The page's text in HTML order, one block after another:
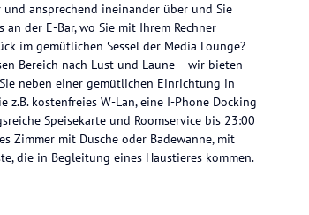
ansprechend ineinander über und Sie
der E-Bar, wo Sie mit Ihrem Rechner
im gemütlichen Sessel der Media Lounge?
Bereich nach Lust und Laune – wir bieten
neben einer gemütlichen Einrichtung in
kostenfreies W-Lan, eine I-Phone Docking
Speisekarte und Roomservice bis 23:00
Zimmer mit Dusche oder Badewanne, mit
die in Begleitung eines Haustieres kommen.